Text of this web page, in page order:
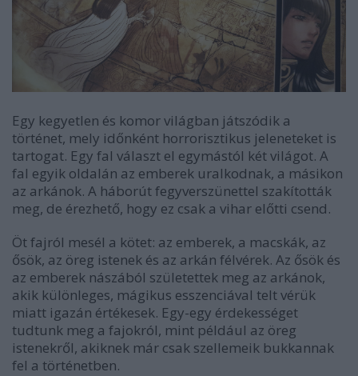
Egy kegyetlen és komor világban játszódik a
történet, mely időnként horrorisztikus jeleneteket is
tartogat. Egy fal választ el egymástól két világot. A
fal egyik oldalán az emberek uralkodnak, a másikon
az arkánok. A háborút fegyverszünettel szakították
meg, de érezhető, hogy ez csak a vihar előtti csend.
Öt fajról mesél a kötet: az emberek, a macskák, az
ősök, az öreg istenek és az arkán félvérek. Az ősök és
az emberek nászából születettek meg az arkánok,
akik különleges, mágikus esszenciával telt vérük
miatt igazán értékesek. Egy-egy érdekességet
tudtunk meg a fajokról, mint például az öreg
istenekről, akiknek már csak szellemeik bukkannak
fel a történetben.